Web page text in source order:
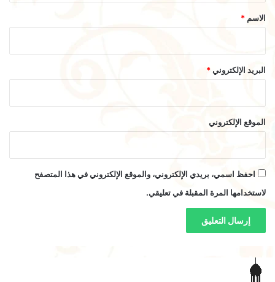
*
الاسم *
البريد الإلكتروني*
الموقع الإلكتروني
احفظ اسمي، بريدي الإلكتروني، والموقع الإلكتروني في هذا المتصفح
لاستخدامها المرة المقبلة في تعليقي.